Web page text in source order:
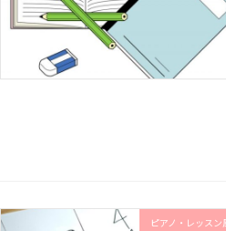
ピアノ・レッスン